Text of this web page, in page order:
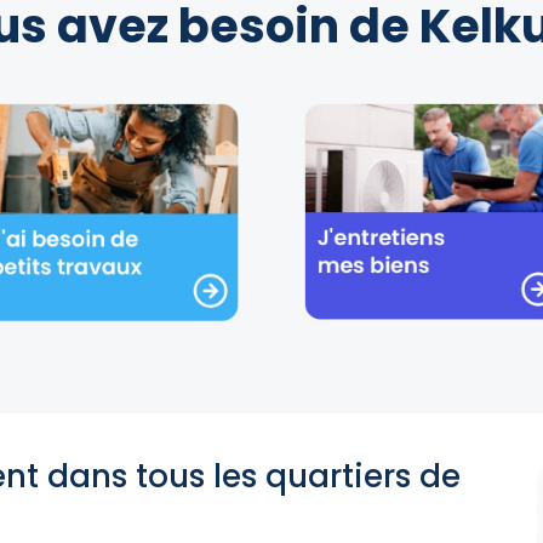
avez besoin de
dans tous les quartiers de